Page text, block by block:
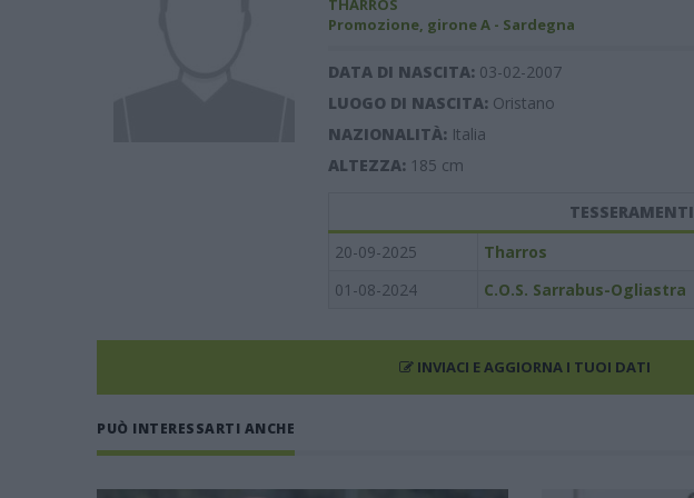
THARROS
Promozione, girone A - Sardegna
DATA DI NASCITA: 03-02-2007
LUOGO DI NASCITA: Oristano
NAZIONALITÀ: Italia
ALTEZZA: 185 cm
TESSERAMENTI
20-09-2025
Tharros
01-08-2024
C.O.S. Sarrabus-Ogliastra
INVIACI E AGGIORNA I TUOI DATI
PUÒ INTERESSARTI ANCHE